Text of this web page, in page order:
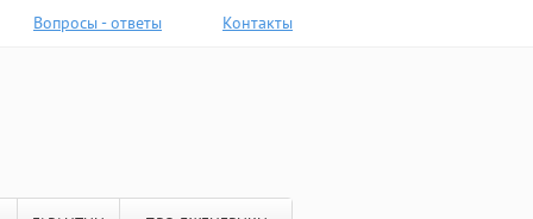
Вопросы - ответы Контакты